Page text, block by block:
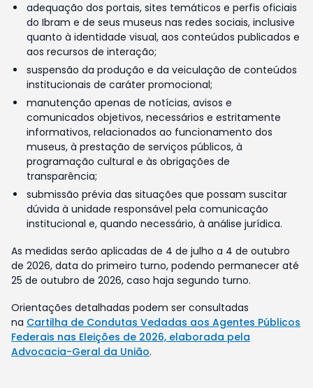
adequação dos portais, sites temáticos e perfis oficiais
do Ibram e de seus museus nas redes sociais, inclusive
quanto à identidade visual, aos conteúdos publicados e
aos recursos de interação;
suspensão da produção e da veiculação de conteúdos
institucionais de caráter promocional;
manutenção apenas de notícias, avisos e
comunicados objetivos, necessários e estritamente
informativos, relacionados ao funcionamento dos
museus, à prestação de serviços públicos, à
programação cultural e às obrigações de
transparência;
submissão prévia das situações que possam suscitar
dúvida à unidade responsável pela comunicação
institucional e, quando necessário, à análise jurídica.
As medidas serão aplicadas de 4 de julho a 4 de outubro
de 2026, data do primeiro turno, podendo permanecer até
25 de outubro de 2026, caso haja segundo turno.
Orientações detalhadas podem ser consultadas
na Cartilha de Condutas Vedadas aos Agentes Públicos
Federais nas Eleições de 2026, elaborada pela
Advocacia-Geral da União.